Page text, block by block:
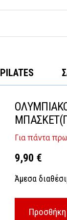
PILATES
Για πάντα
9,90 €
Άμεσα
Προσθήκη